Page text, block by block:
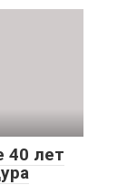
40 лет